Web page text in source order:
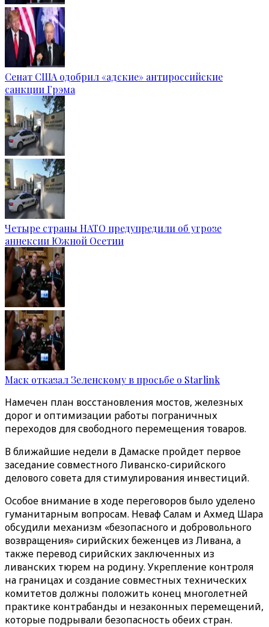
Сенат США одобрил «адские» антироссийские
санкции Грэма
Четыре страны НАТО предупредили об угрозе
аннексии Южной Осетии
Маск отказал Зеленскому в просьбе о Starlink
Намечен план восстановления мостов, железных
дорог и оптимизации работы пограничных
переходов для свободного перемещения товаров.
В ближайшие недели в Дамаске пройдет первое
заседание совместного Ливанско-сирийского
делового совета для стимулирования инвестиций.
Особое внимание в ходе переговоров было уделено
гуманитарным вопросам. Неваф Салам и Ахмед Шара
обсудили механизм «безопасного и добровольного
возвращения» сирийских беженцев из Ливана, а
также перевод сирийских заключенных из
ливанских тюрем на родину. Укрепление контроля
на границах и создание совместных технических
комитетов должны положить конец многолетней
практике контрабанды и незаконных перемещений,
которые подрывали безопасность обеих стран.